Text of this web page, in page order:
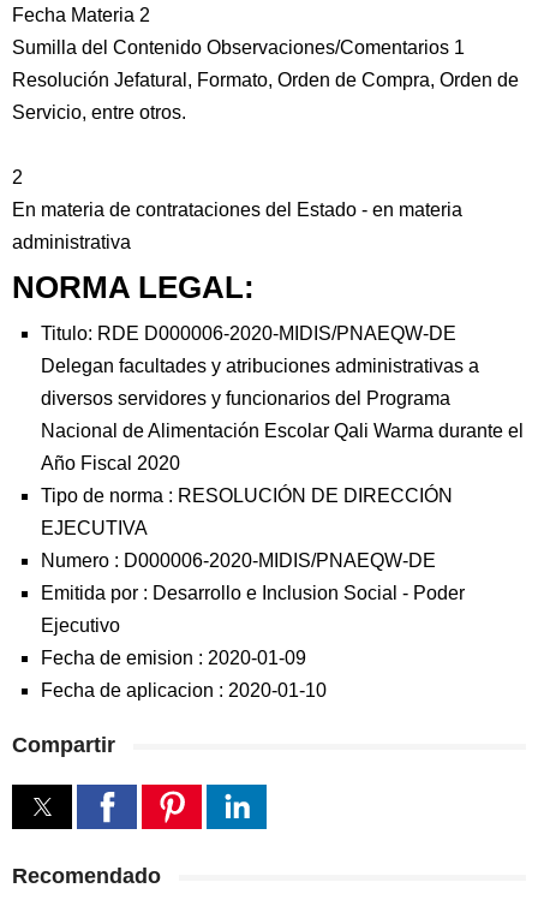
Fecha Materia 2
Sumilla del Contenido Observaciones/Comentarios 1
Resolución Jefatural, Formato, Orden de Compra, Orden de
Servicio, entre otros.
2
En materia de contrataciones del Estado - en materia
administrativa
NORMA LEGAL:
Titulo: RDE D000006-2020-MIDIS/PNAEQW-DE
Delegan facultades y atribuciones administrativas a
diversos servidores y funcionarios del Programa
Nacional de Alimentación Escolar Qali Warma durante el
Año Fiscal 2020
Tipo de norma : RESOLUCIÓN DE DIRECCIÓN
EJECUTIVA
Numero : D000006-2020-MIDIS/PNAEQW-DE
Emitida por : Desarrollo e Inclusion Social - Poder
Ejecutivo
Fecha de emision : 2020-01-09
Fecha de aplicacion : 2020-01-10
Compartir
Recomendado